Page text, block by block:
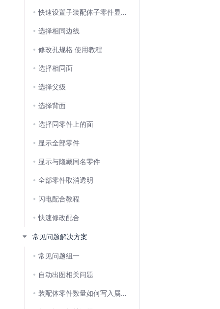
快速设置子装配体子零件显示状态 使用教程
选择相同边线
修改孔规格 使用教程
选择相同面
选择父级
选择背面
选择同零件上的面
显示全部零件
显示与隐藏同名零件
全部零件取消透明
闪电配合教程
快速修改配合
常见问题解决方案
常见问题组一
自动出图相关问题
装配体零件数量如何写入属性,再关联工程图?